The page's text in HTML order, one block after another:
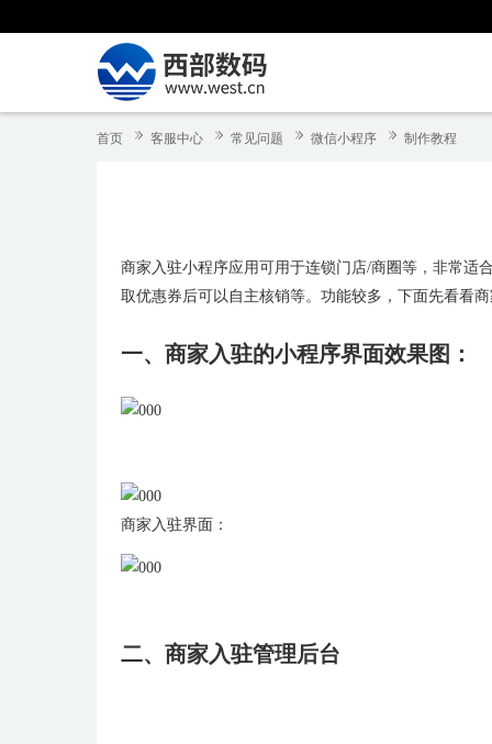
首页 客服中心 常见问题 微信小程序 制作教程
商家入驻小程序应用可用于连锁门店/商圈等，非常适
取优惠券后可以自主核销等。功能较多，下面先看看
一、商家入驻的小程序界面效果图：
商家入驻界面：
二、商家入驻管理后台